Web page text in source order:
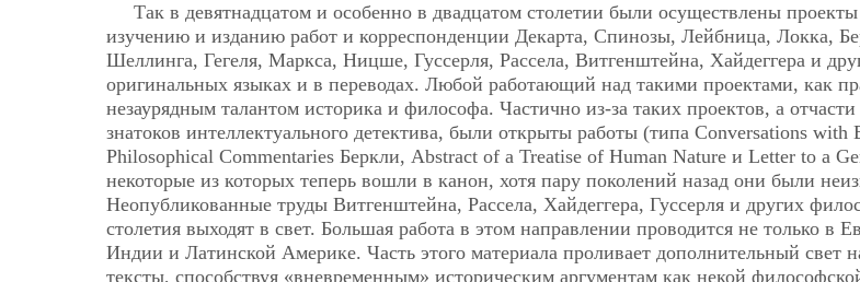
Так в девятнадцатом и особенно в двадцатом столетии были осуществлены
изучению и изданию работ и корреспонденции Декарта, Спинозы, Лейбница, Локка,
Шеллинга, Гегеля, Маркса, Ницше, Гуссерля, Рассела, Витгенштейна, Хайдеггера и
оригинальных языках и в переводах. Любой работающий над такими проектами, как
незаурядным талантом историка и философа. Частично из-за таких проектов, а отчасти
знатоков интеллектуального детектива, были открыты работы (типа Conversations with
Philosophical Commentaries Беркли, Abstract of a Treatise of Human Nature и Letter to a
некоторые из которых теперь вошли в канон, хотя пару поколений назад они были
Неопубликованные труды Витгенштейна, Рассела, Хайдеггера, Гуссерля и других
столетия выходят в свет. Большая работа в этом направлении проводится не только в
Индии и Латинской Америке. Часть этого материала проливает дополнительный свет
тексты, способствуя «вневременным» историческим аргументам как некой